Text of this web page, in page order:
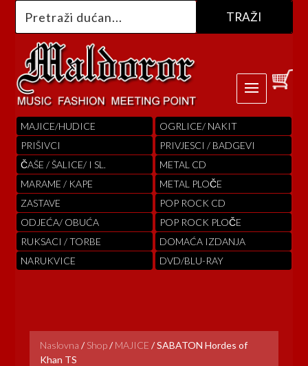
MAJICE/HUDICE
PRIŠIVCI
ČAŠE / ŠALICE/ I SL.
MARAME / KAPE
ZASTAVE
ODJEĆA/ OBUĆA
RUKSACI / TORBE
NARUKVICE
OGRLICE/ NAKIT
PRIVJESCI / BADGEVI
METAL CD
METAL PLOČE
POP ROCK CD
POP ROCK PLOČE
DOMAĆA IZDANJA
DVD/BLU-RAY
Naslovna / Shop/ MAJICE /SABATON Hordes of
Khan TS